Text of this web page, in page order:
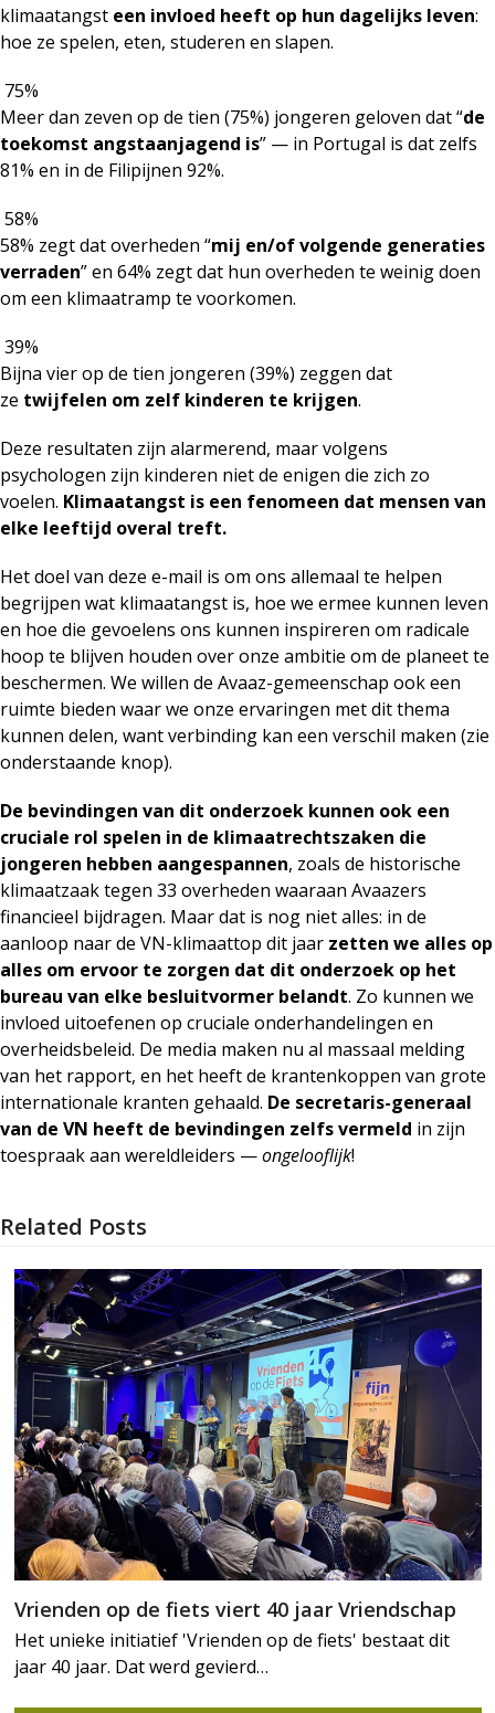
klimaatangst een invloed heeft op hun dagelijks leven:
hoe ze spelen, eten, studeren en slapen.
75%
Meer dan zeven op de tien (75%) jongeren geloven dat “de
toekomst angstaanjagend is” — in Portugal is dat zelfs
81% en in de Filipijnen 92%.
58%
58% zegt dat overheden “mij en/of volgende generaties
verraden” en 64% zegt dat hun overheden te weinig doen
om een klimaatramp te voorkomen.
39%
Bijna vier op de tien jongeren (39%) zeggen dat
ze twijfelen om zelf kinderen te krijgen.
Deze resultaten zijn alarmerend, maar volgens
psychologen zijn kinderen niet de enigen die zich zo
voelen. Klimaatangst is een fenomeen dat mensen van
elke leeftijd overal treft.
Het doel van deze e-mail is om ons allemaal te helpen
begrijpen wat klimaatangst is, hoe we ermee kunnen leven
en hoe die gevoelens ons kunnen inspireren om radicale
hoop te blijven houden over onze ambitie om de planeet te
beschermen. We willen de Avaaz-gemeenschap ook een
ruimte bieden waar we onze ervaringen met dit thema
kunnen delen, want verbinding kan een verschil maken (zie
onderstaande knop).
De bevindingen van dit onderzoek kunnen ook een
cruciale rol spelen in de klimaatrechtszaken die
jongeren hebben aangespannen, zoals de historische
klimaatzaak tegen 33 overheden waaraan Avaazers
financieel bijdragen. Maar dat is nog niet alles: in de
aanloop naar de VN-klimaattop dit jaar zetten we alles op
alles om ervoor te zorgen dat dit onderzoek op het
bureau van elke besluitvormer belandt. Zo kunnen we
invloed uitoefenen op cruciale onderhandelingen en
overheidsbeleid. De media maken nu al massaal melding
van het rapport, en het heeft de krantenkoppen van grote
internationale kranten gehaald. De secretaris-generaal
van de VN heeft de bevindingen zelfs vermeld in zijn
toespraak aan wereldleiders —ongelooflijk!
Related Posts
Vrienden op de fiets viert 40 jaar Vriendschap
Het unieke initiatief 'Vrienden op de fiets' bestaat dit
jaar 40 jaar. Dat werd gevierd…